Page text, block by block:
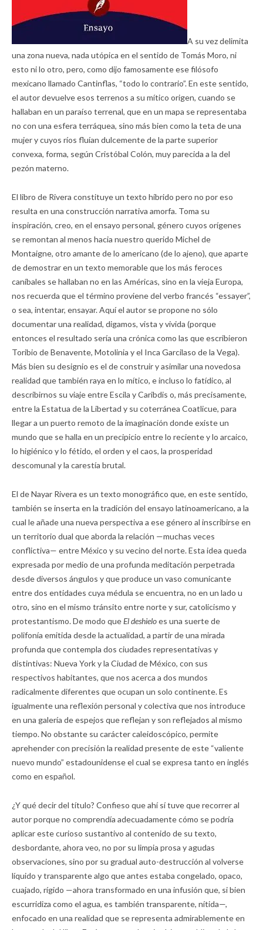
A su vez delimita
una zona nueva, nada utópica en el sentido de Tomás Moro, ni
esto ni lo otro, pero, como dijo famosamente ese filósofo
mexicano llamado Cantinflas, “todo lo contrario”. En este sentido,
el autor devuelve esos terrenos a su mítico origen, cuando se
hallaban en un paraíso terrenal, que en un mapa se representaba
no con una esfera terráquea, sino más bien como la teta de una
mujer y cuyos ríos fluían dulcemente de la parte superior
convexa, forma, según Cristóbal Colón, muy parecida a la del
pezón materno.
El libro de Rivera constituye un texto híbrido pero no por eso
resulta en una construcción narrativa amorfa. Toma su
inspiración, creo, en el ensayo personal, género cuyos orígenes
se remontan al menos hacia nuestro querido Michel de
Montaigne, otro amante de lo americano (de lo ajeno), que aparte
de demostrar en un texto memorable que los más feroces
caníbales se hallaban no en las Américas, sino en la vieja Europa,
nos recuerda que el término proviene del verbo francés “essayer”,
o sea, intentar, ensayar. Aquí el autor se propone no sólo
documentar una realidad, digamos, vista y vivida (porque
entonces el resultado sería una crónica como las que escribieron
Toribio de Benavente, Motolinia y el Inca Garcilaso de la Vega).
Más bien su designio es el de construir y asimilar una novedosa
realidad que también raya en lo mítico, e incluso lo fatídico, al
describirnos su viaje entre Escila y Caribdis o, más precisamente,
entre la Estatua de la Libertad y su coterránea Coatlicue, para
llegar a un puerto remoto de la imaginación donde existe un
mundo que se halla en un precipicio entre lo reciente y lo arcaico,
lo higiénico y lo fétido, el orden y el caos, la prosperidad
descomunal y la carestía brutal.
El de Nayar Rivera es un texto monográfico que, en este sentido,
también se inserta en la tradición del ensayo latinoamericano, a la
cual le añade una nueva perspectiva a ese género al inscribirse en
un territorio dual que aborda la relación —muchas veces
conflictiva— entre México y su vecino del norte. Esta idea queda
expresada por medio de una profunda meditación perpetrada
desde diversos ángulos y que produce un vaso comunicante
entre dos entidades cuya médula se encuentra, no en un lado u
otro, sino en el mismo tránsito entre norte y sur, catolicismo y
protestantismo. De modo queEl deshieloes una suerte de
polifonía emitida desde la actualidad, a partir de una mirada
profunda que contempla dos ciudades representativas y
distintivas: Nueva York y la Ciudad de México, con sus
respectivos habitantes, que nos acerca a dos mundos
radicalmente diferentes que ocupan un solo continente. Es
igualmente una reflexión personal y colectiva que nos introduce
en una galería de espejos que reflejan y son reflejados al mismo
tiempo. No obstante su carácter caleidoscópico, permite
aprehender con precisión la realidad presente de este “valiente
nuevo mundo” estadounidense el cual se expresa tanto en inglés
como en español.
¿Y qué decir del título? Confieso que ahí sí tuve que recorrer al
autor porque no comprendía adecuadamente cómo se podría
aplicar este curioso sustantivo al contenido de su texto,
desbordante, ahora veo, no por su limpia prosa y agudas
observaciones, sino por su gradual auto-destrucción al volverse
líquido y transparente algo que antes estaba congelado, opaco,
cuajado, rígido —ahora transformado en una infusión que, si bien
escurridiza como el agua, es también transparente, nítida—,
enfocado en una realidad que se representa admirablemente en